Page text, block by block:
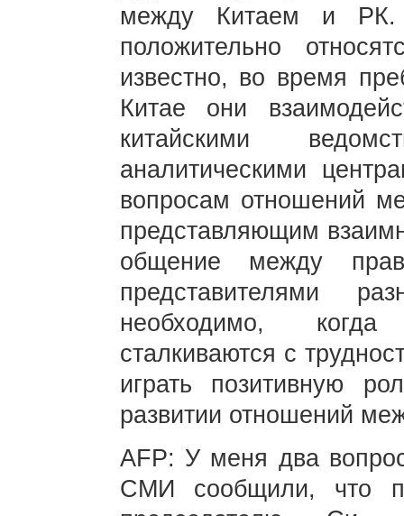
между Китаем и РК.
положительно
известно, во время
Китае они
китайскими
аналитическими
вопросам отношений
представляющим
общение между
представителями
необходимо, когда
сталкиваются с
играть позитивную
развитии отношений
AFP: У меня два
СМИ сообщили, что